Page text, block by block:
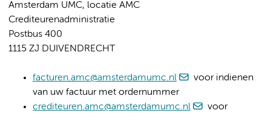
Amsterdam UMC, locatie AMC
Crediteurenadministratie
Postbus 400
1115 ZJ DUIVENDRECHT
facturen.amc@amsterdamumc.nl
voor indienen
van uw factuur met ordernummer
crediteuren.amc@amsterdamumc.nl
voor